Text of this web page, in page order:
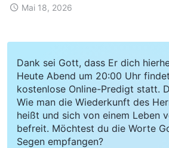
Mai 18, 2026
Dank sei Gott, dass Er dich
Heute Abend um 20:00 Uhr
kostenlose Online-Predigt statt.
Wie man die Wiederkunft des
heißt und sich von einem Leben
befreit. Möchtest du die Worte
Segen empfangen?